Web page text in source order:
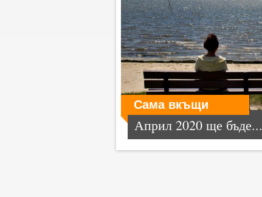
Сама вкъщи
Април 2020 ще бъде...